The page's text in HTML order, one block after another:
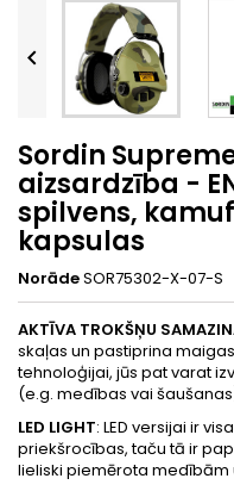

Sordin
aizsardzība -
spilvens,
kapsulas
NorādeSOR75302-X-07-S
AKTĪVA TROKŠŅU
skaļas un pastiprina
tehnoloģijai, jūs pat varat
(e.g. medības vai
LED LIGHT: LED versijai ir
priekšrocības, taču tā ir
lieliski piemērota medībām